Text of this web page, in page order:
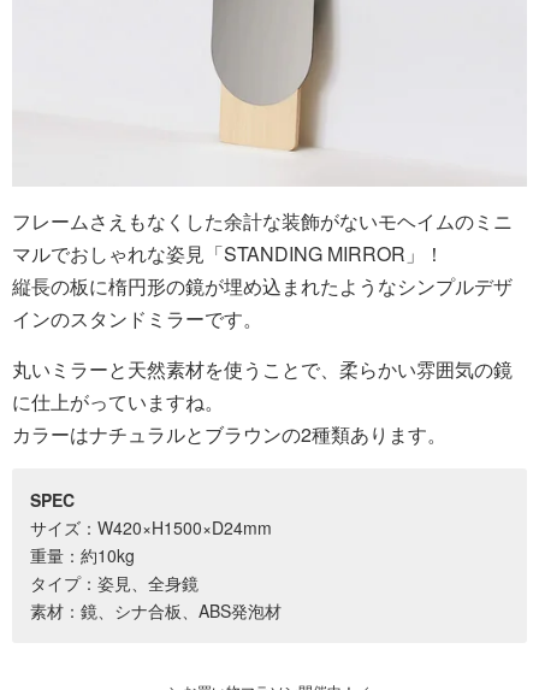
フレームさえもなくした余計な装飾がないモヘイムのミニ
マルでおしゃれな姿見「STANDING MIRROR」！
縦長の板に楕円形の鏡が埋め込まれたようなシンプルデザ
インのスタンドミラーです。
丸いミラーと天然素材を使うことで、柔らかい雰囲気の鏡
に仕上がっていますね。
カラーはナチュラルとブラウンの2種類あります。
SPEC
サイズ：W420×H1500×D24mm
重量：約10kg
タイプ：姿見、全身鏡
素材：鏡、シナ合板、ABS発泡材